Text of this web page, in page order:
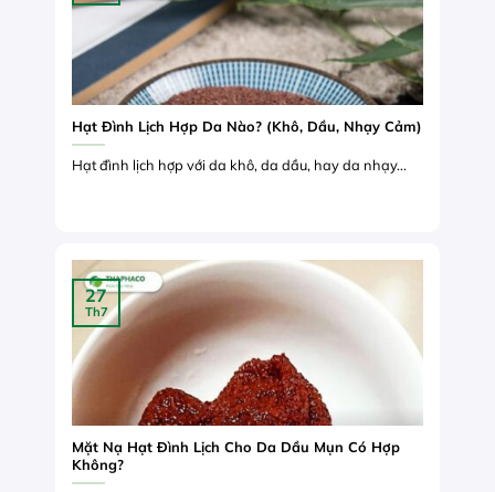
Hạt Đình Lịch Hợp Da Nào? (Khô, Dầu, Nhạy Cảm)
Hạt đình lịch hợp với da khô, da dầu, hay da nhạy...
Mặt Nạ Hạt Đình Lịch Cho Da Dầu Mụn Có Hợp
Không?
27
Th7